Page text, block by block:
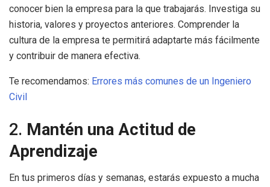
conocer bien la empresa para la que trabajarás. Investiga su
historia, valores y proyectos anteriores. Comprender la
cultura de la empresa te permitirá adaptarte más fácilmente
y contribuir de manera efectiva.
Te recomendamos: Errores más comunes de un Ingeniero
Civil
2. Mantén una Actitud de
Aprendizaje
En tus primeros días y semanas, estarás expuesto a mucha